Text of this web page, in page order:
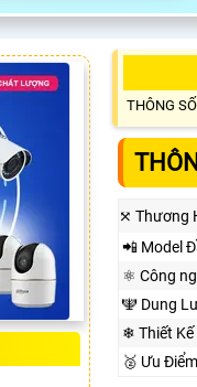
THÔNG
⤧ Thương
📲 Model
⚛️ Công
🕎 Dung
❄ Thiết Kế
🥈️ Ưu